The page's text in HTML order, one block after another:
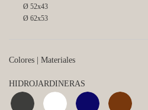
Ø 52x43
Ø 62x53
Colores | Materiales
HIDROJARDINERAS